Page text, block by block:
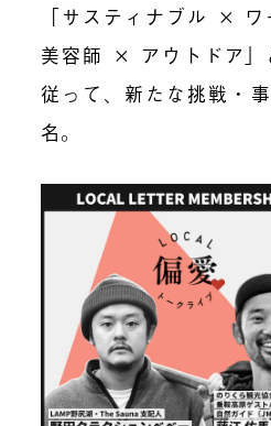
「サスティナブル ×
美容師 × アウトドア」
従って、新たな挑戦・
名。